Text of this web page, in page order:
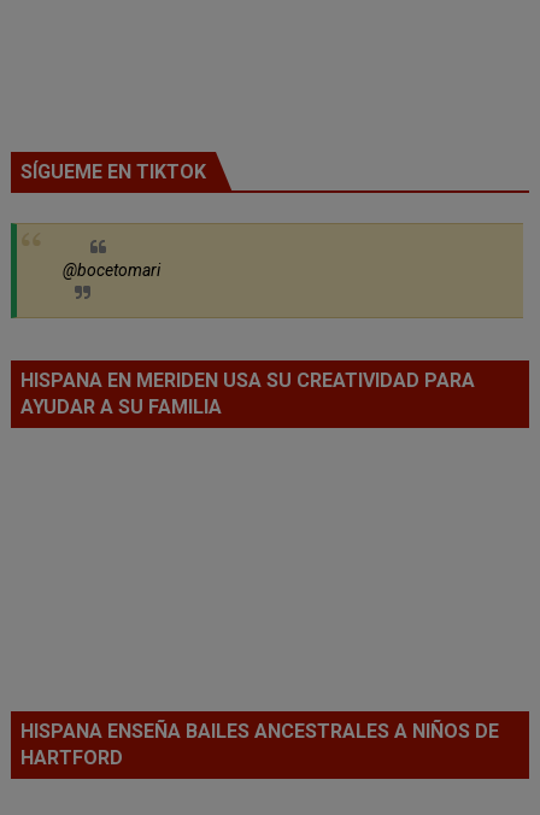
SÍGUEME EN TIKTOK
@bocetomari
HISPANA EN MERIDEN USA SU CREATIVIDAD PARA
AYUDAR A SU FAMILIA
HISPANA ENSEÑA BAILES ANCESTRALES A NIÑOS DE
HARTFORD